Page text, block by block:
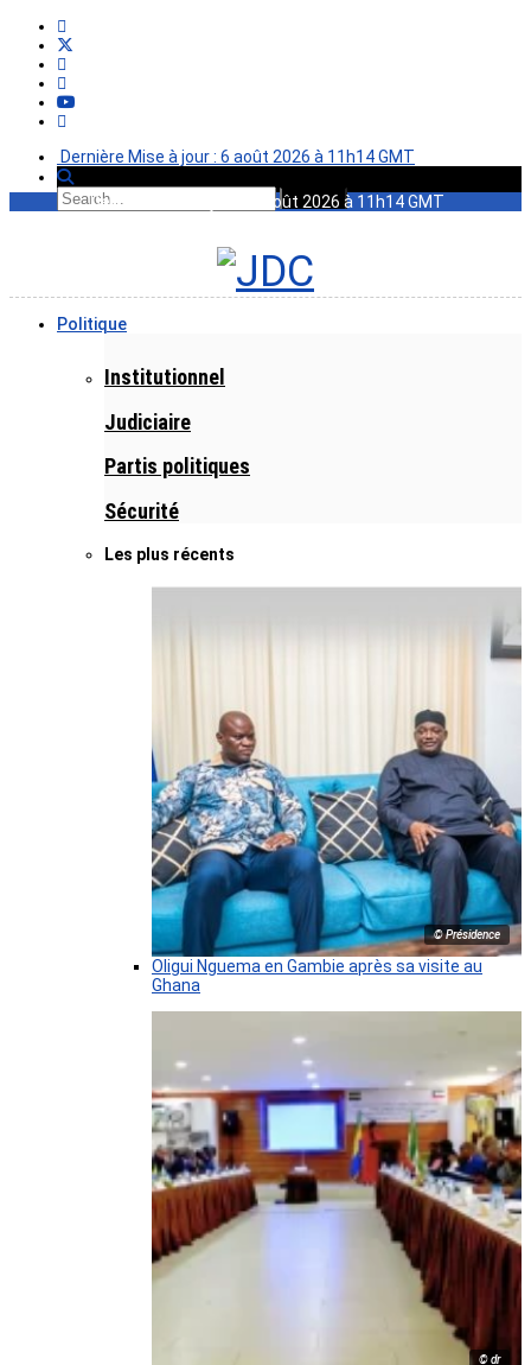
Dernière Mise à jour : 6 août 2026 à 11h14 GMT
Dernière Mise à jour : 6 août 2026 à 11h14 GMT
Politique
Institutionnel
Judiciaire
Partis politiques
Sécurité
Les plus récents
© Présidence
Oligui Nguema en Gambie après sa visite au
Ghana
© dr